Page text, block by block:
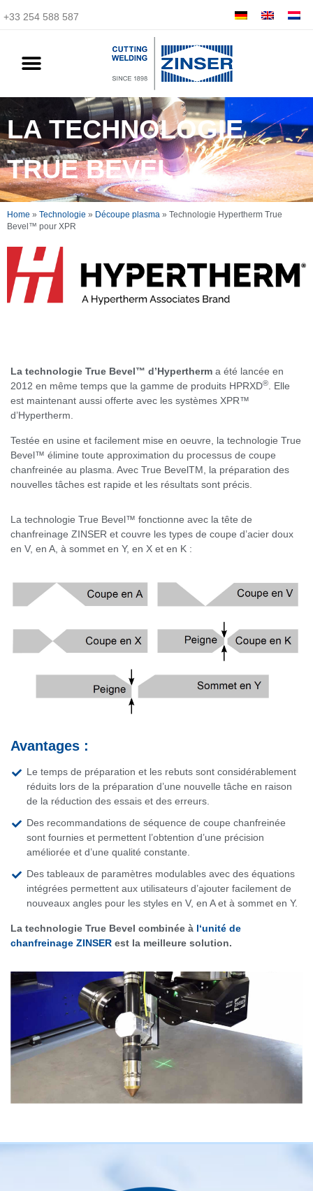
+33 254 588 587
LA TECHNOLOGIE
TRUE BEVEL
Home » Technologie » Découpe plasma » Technologie Hypertherm True
Bevel™ pour XPR
La technologie True Bevel™ d’Hypertherm a été lancée en
2012 en même temps que la gamme de produits HPRXD®. Elle
est maintenant aussi offerte avec les systèmes XPR™
d’Hypertherm.
Testée en usine et facilement mise en oeuvre, la technologie True
Bevel™ élimine toute approximation du processus de coupe
chanfreinée au plasma. Avec True BevelTM, la préparation des
nouvelles tâches est rapide et les résultats sont précis.
La technologie True Bevel™ fonctionne avec la tête de
chanfreinage ZINSER et couvre les types de coupe d’acier doux
en V, en A, à sommet en Y, en X et en K :
Avantages :
Le temps de préparation et les rebuts sont considérablement
réduits lors de la préparation d’une nouvelle tâche en raison
de la réduction des essais et des erreurs.
Des recommandations de séquence de coupe chanfreinée
sont fournies et permettent l’obtention d’une précision
améliorée et d’une qualité constante.
Des tableaux de paramètres modulables avec des équations
intégrées permettent aux utilisateurs d’ajouter facilement de
nouveaux angles pour les styles en V, en A et à sommet en Y.
La technologie True Bevel combinée à l‘unité de
chanfreinage ZINSER est la meilleure solution.